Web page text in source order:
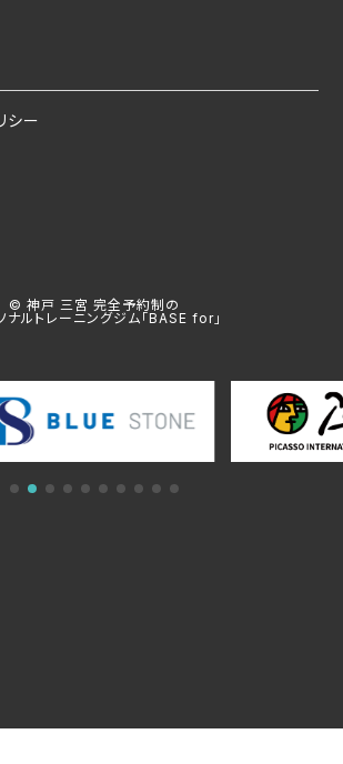
シー
© 神戸 三宮 完全予約制の
ナルトレーニングジム「BASE for」